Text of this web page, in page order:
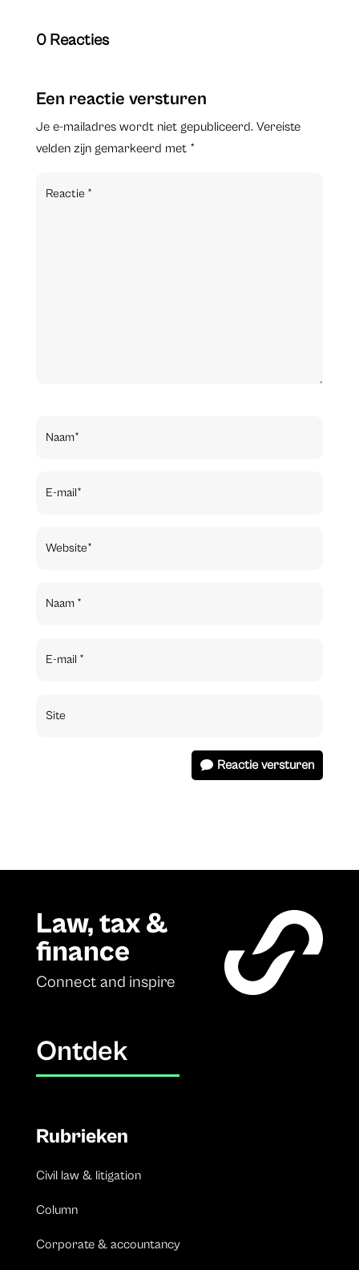
0 Reacties
Een reactie versturen
Je e-mailadres wordt niet gepubliceerd. Vereiste
velden zijn gemarkeerd met *
Reactie versturen
Law, tax &
finance
Connect and inspire
Ontdek
Rubrieken
Civil law & litigation
Column
Corporate & accountancy